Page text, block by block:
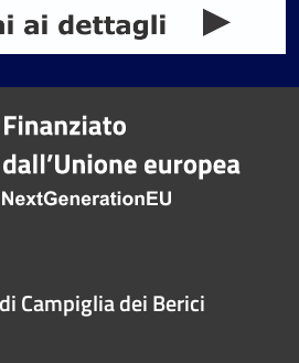
Campiglia dei Berici